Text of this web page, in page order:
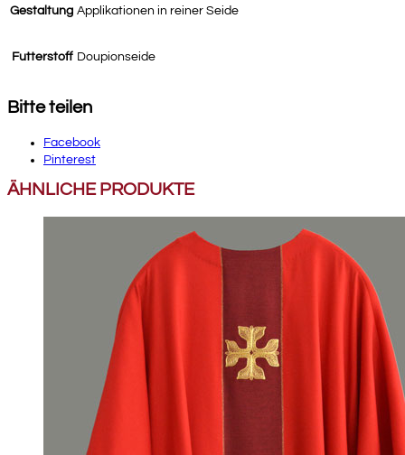
Gestaltung Applikationen in reiner Seide
Futterstoff Doupionseide
Bitte teilen
Facebook
Pinterest
ÄHNLICHE PRODUKTE